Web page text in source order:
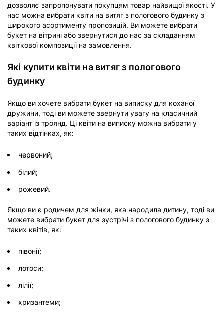
дозволяє запропонувати покупцям товар найвищої якості. У
нас можна вибрати квіти на витяг з пологового будинку з
широкого асортименту пропозицій. Ви можете вибрати
букет на вітрині або звернутися до нас за складанням
квіткової композиції на замовлення.
Які купити квіти на витяг з пологового
будинку
Якщо ви хочете вибрати букет на виписку для коханої
дружини, тоді ви можете звернути увагу на класичний
варіант із троянд. Ці квіти на виписку можна вибрати у
таких відтінках, як:
червоний;
білий;
рожевий.
Якщо ви є родичем для жінки, яка народила дитину, тоді ви
можете вибрати букет для зустрічі з пологового будинку з
таких квітів, як:
півонії;
лотоси;
лілії;
хризантеми;